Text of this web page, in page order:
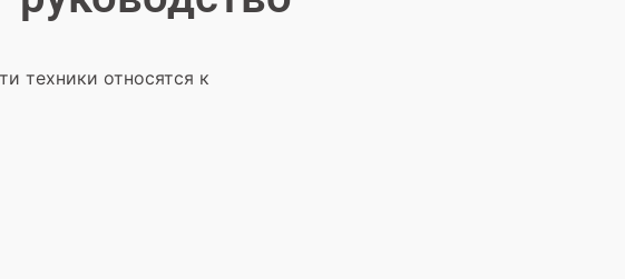
техники относятся к